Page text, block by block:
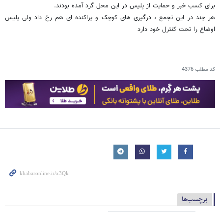
برای کسب خبر و حمایت از پلیس در این محل گرد آمده بودند.
هر چند در این تجمع ، درگیری های کوچک و پراکنده ای هم رخ داد ولی پلیس
اوضاع را تحت کنترل خود دارد
کد مطلب4376
برچسب‌ها